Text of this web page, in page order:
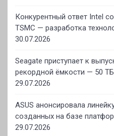
Конкурентный ответ Intel
TSMC — разработка
30.07.2026
Seagate приступает к
рекордной ёмкости — 50 ТБ
29.07.2026
ASUS анонсировала
созданных на базе
29.07.2026